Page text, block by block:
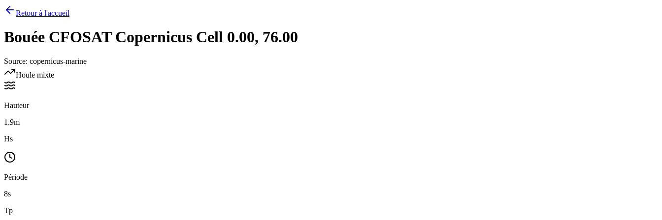
Retour à l'accueil
Bouée CFOSAT Copernicus Cell 0.00, 76.00
Source: copernicus-marine
Houle mixte
Hauteur
1.9m
Hs
Période
8s
Tp